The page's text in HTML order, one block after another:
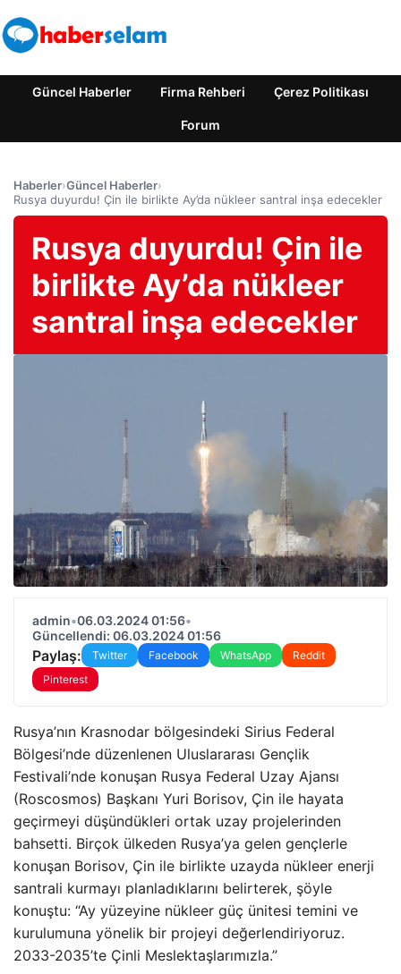
Güncel Haberler Firma Rehberi Çerez Politikası
Forum
Haberler›Güncel Haberler›
Rusya duyurdu! Çin ile birlikte Ay’da nükleer santral inşa edecekler
Rusya duyurdu! Çin ile
birlikte Ay’da nükleer
santral inşa edecekler
admin•06.03.2024 01:56•
Güncellendi: 06.03.2024 01:56
Paylaş: Twitter Facebook WhatsApp
Reddit
Pinterest
Rusya’nın Krasnodar bölgesindeki Sirius Federal
Bölgesi’nde düzenlenen Uluslararası Gençlik
Festivali’nde konuşan Rusya Federal Uzay Ajansı
(Roscosmos) Başkanı Yuri Borisov, Çin ile hayata
geçirmeyi düşündükleri ortak uzay projelerinden
bahsetti. Birçok ülkeden Rusya’ya gelen gençlerle
konuşan Borisov, Çin ile birlikte uzayda nükleer enerji
santrali kurmayı planladıklarını belirterek, şöyle
konuştu: “Ay yüzeyine nükleer güç ünitesi temini ve
kurulumuna yönelik bir projeyi değerlendiriyoruz.
2033-2035’te Çinli Meslektaşlarımızla.”